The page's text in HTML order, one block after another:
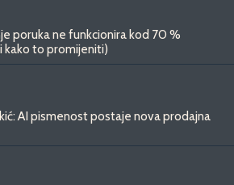
poruka ne funkcionira kod 70 %
kako to promijeniti)
AI pismenost postaje nova prodajna